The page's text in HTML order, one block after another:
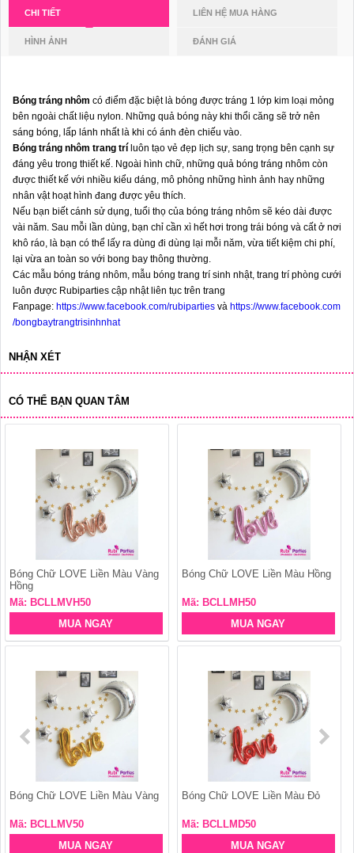
CHI TIẾT LIÊN HỆ MUA HÀNG
HÌNH ẢNH ĐÁNH GIÁ
Bóng tráng nhôm có điểm đặc biệt là bóng được tráng 1 lớp kim loại mỏng
bên ngoài chất liệu nylon. Những quả bóng này khi thổi căng sẽ trở nên
sáng bóng, lấp lánh nhất là khi có ánh đèn chiếu vào.
Bóng tráng nhôm trang trí luôn tạo vẻ đẹp lịch sự, sang trọng bên cạnh sự
đáng yêu trong thiết kế. Ngoài hình chữ, những quả bóng tráng nhôm còn
được thiết kế với nhiều kiểu dáng, mô phỏng những hình ảnh hay những
nhân vật hoạt hình đang được yêu thích.
Nếu bạn biết cánh sử dụng, tuổi thọ của bóng tráng nhôm sẽ kéo dài được
vài năm. Sau mỗi lần dùng, bạn chỉ cần xì hết hơi trong trái bóng và cất ở nơi
khô ráo, là bạn có thể lấy ra dùng đi dùng lại mỗi năm, vừa tiết kiệm chi phí,
lại vừa an toàn so với bong bay thông thường.
Các mẫu bóng tráng nhôm, mẫu bóng trang trí sinh nhật, trang trí phòng cưới
luôn được Rubiparties cập nhật liên tục trên trang
Fanpage: https://www.facebook.com/rubiparties và https://www.facebook.com
/bongbaytrangtrisinhnhat
NHẬN XÉT
CÓ THỂ BẠN QUAN TÂM
Bóng Chữ LOVE Liền Màu Vàng
Hồng
Mã: BCLLMVH50
MUA NGAY
Bóng Chữ LOVE Liền Màu Hồng
Mã: BCLLMH50
MUA NGAY
Bóng Chữ LOVE Liền Màu Vàng
Mã: BCLLMV50
MUA NGAY
Bóng Chữ LOVE Liền Màu Đỏ
Mã: BCLLMD50
MUA NGAY